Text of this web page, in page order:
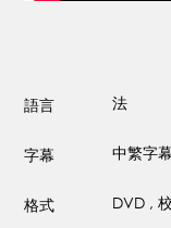
語言 法
字幕 中繁字
格式 DVD ,